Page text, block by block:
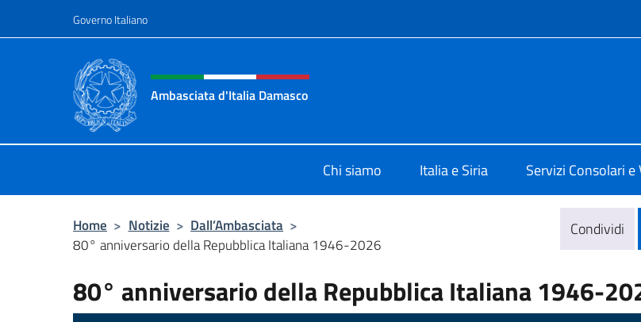
Governo Italiano
Intestazione sito, social e menù
Ambasciata d'Italia Damasco
Chi siamo Italia e Siria Servizi Consolari e
Home > Notizie > Dall’Ambasciata >
80° anniversario della Repubblica Italiana 1946-2026
Condividi
80° anniversario della Repubblica Italiana 1946-